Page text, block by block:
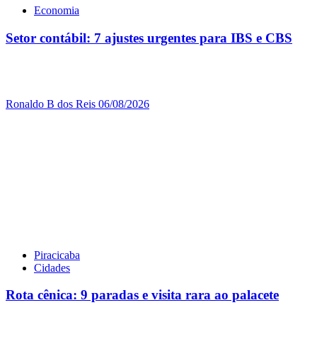
Economia
Setor contábil: 7 ajustes urgentes para IBS e CBS
Ronaldo B dos Reis 06/08/2026
Piracicaba
Cidades
Rota cênica: 9 paradas e visita rara ao palacete